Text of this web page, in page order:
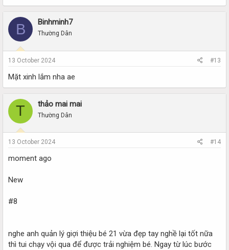
B Binhminh7
Thường Dân
13 October 2024 #13
Mặt xinh lắm nha ae
T thảo mai mai
Thường Dân
13 October 2024 #14
moment ago
New
#8
nghe anh quản lý giợi thiệu bé 21 vừa đẹp tay nghề lại tốt nữa
thì tui chạy vội qua để được trải nghiệm bé. Ngay từ lúc bước